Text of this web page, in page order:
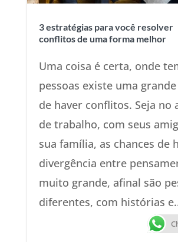
3 estratégias para você resolver
conflitos de uma forma melhor
Uma coisa é certa, onde
pessoas existe uma
de haver conflitos. Seja no
de trabalho, com seus
sua família, as chances de
divergência entre
muito grande, afinal são
diferentes, com histórias